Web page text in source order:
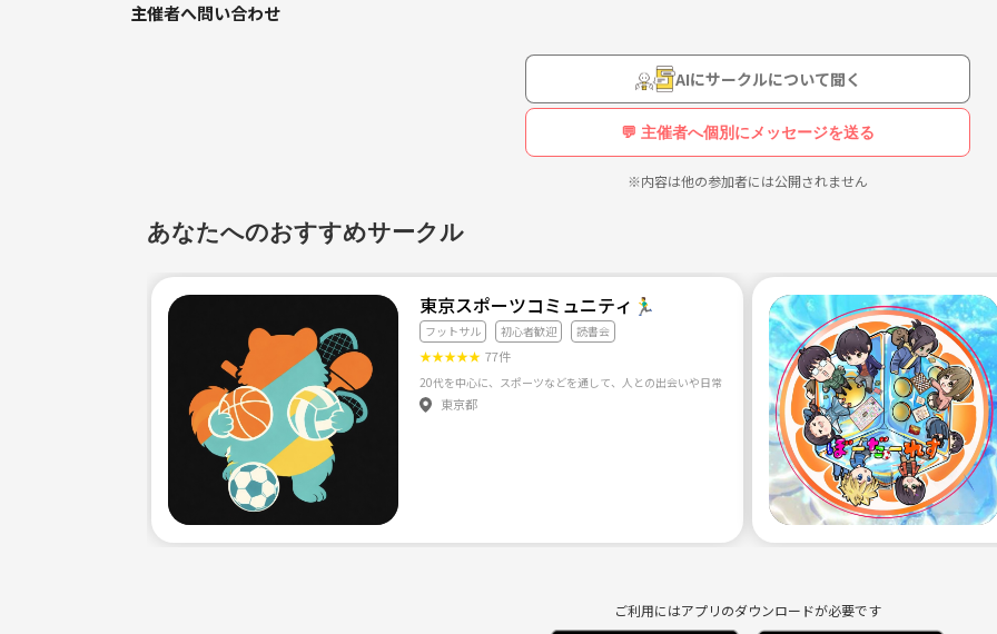
平日の20:00以降か
土日の昼間に行おうと思ってます💡
夜は、近くの体育館
熱く楽しく、球蹴りましょう⚽️
＊始めようと思ったばかりで、
写真はイメージです。
主催者へ問い合わせ
AIにサークルについて聞く
💬 主催者へ個別にメッセージを送る
※内容は他の参加者には公開されません
あなたへのおすすめサークル
東京スポーツコミュニティ🏃‍♂️
フットサル 初心者歓迎 読書会
★★★★★ 77件
東京都
ご利用にはアプリのダウンロードが必要です